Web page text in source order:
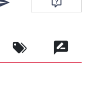
ekle
Arkadaşına e-posta ile
Soru sor